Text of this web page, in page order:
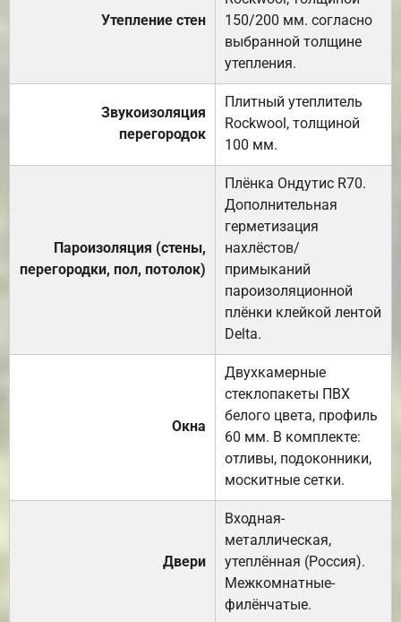
Утепление стен
150/200 мм. согласно
выбранной толщине
утепления.
Звукоизоляция
перегородок
Плитный утеплитель
Rockwool, толщиной
100 мм.
Пароизоляция (стены,
перегородки, пол, потолок)
Плёнка Ондутис R70.
Дополнительная
герметизация
нахлёстов/
примыканий
пароизоляционной
плёнки клейкой лентой
Delta.
Окна
Двухкамерные
стеклопакеты ПВХ
белого цвета, профиль
60 мм. В комплекте:
отливы, подоконники,
москитные сетки.
Двери
Входная-
металлическая,
утеплённая (Россия).
Межкомнатные-
филёнчатые.